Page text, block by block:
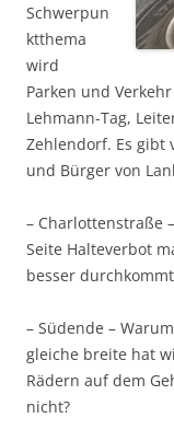
Schwerpun
ktthema
wird
Parken und
Lehmann-Tag,
Zehlendorf. Es gibt
und Bürger von
– Charlottenstraße
Seite Halteverbot
besser
– Südende –
gleiche breite hat
Rädern auf dem
nicht?